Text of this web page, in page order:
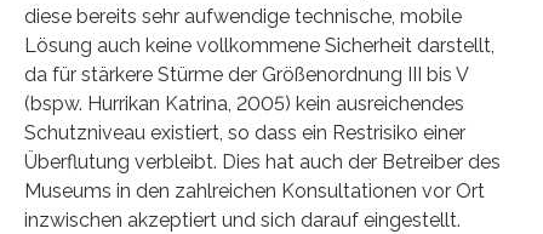
diese bereits sehr aufwendige technische, mobile
Lösung auch keine vollkommene Sicherheit darstellt,
da für stärkere Stürme der Größenordnung III bis V
(bspw. Hurrikan Katrina, 2005) kein ausreichendes
Schutzniveau existiert, so dass ein Restrisiko einer
Überflutung verbleibt. Dies hat auch der Betreiber des
Museums in den zahlreichen Konsultationen vor Ort
inzwischen akzeptiert und sich darauf eingestellt.